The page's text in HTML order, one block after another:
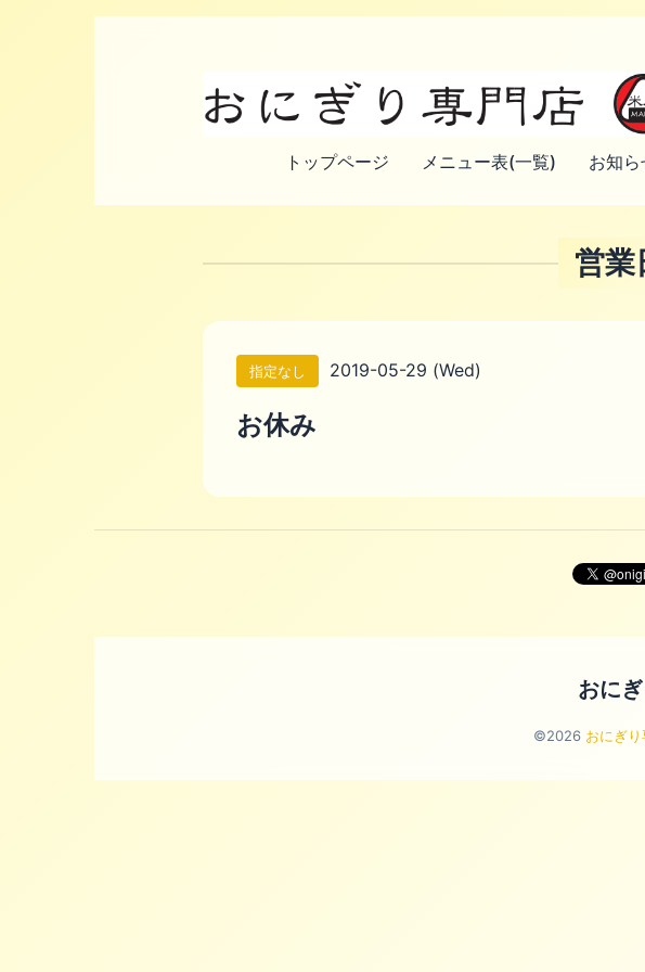
トップページ メニュー表(一覧) お知ら
営業
指定なし 2019-05-29 (Wed)
お休み
おに
©2026 おにぎ